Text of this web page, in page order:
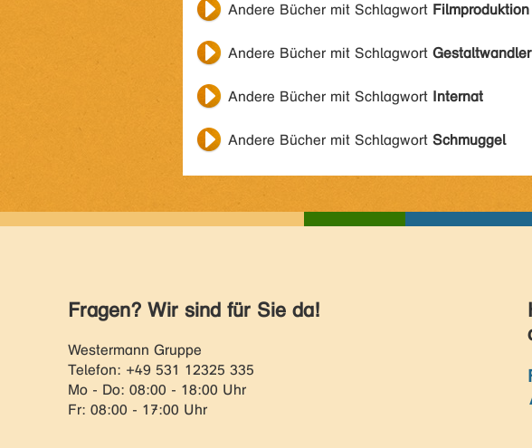
Andere Bücher mit Schlagwort Filmproduktion
Andere Bücher mit Schlagwort Gestaltwandler
Andere Bücher mit Schlagwort Internat
Andere Bücher mit Schlagwort Schmuggel